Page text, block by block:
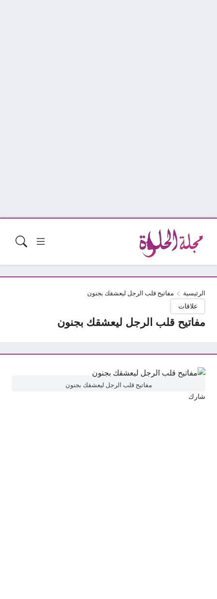
الرئيسية مفاتيح قلب الرجل ليعشقك بجنون
علاقات
مفاتيح قلب الرجل ليعشقك بجنون
مفاتيح قلب الرجل ليعشقك بجنون
شارك